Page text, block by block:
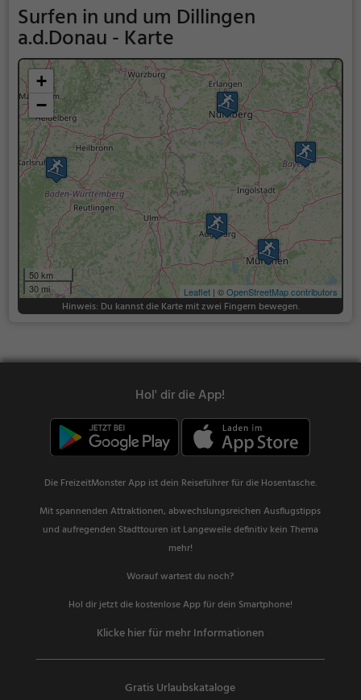
Surfen in und um Dillingen
a.d.Donau - Karte
+
−
50 km
30 mi
Leaflet | ©OpenStreetMap contributors
Hinweis: Du kannst die Karte mit zwei Fingern bewegen.
Hol' dir die App!
Die FreizeitMonster App ist dein Reiseführer für die Hosentasche.
Mit spannenden Attraktionen, abwechslungsreichen Ausflugstipps
und aufregenden Stadttouren ist Langeweile definitiv kein Thema
mehr!
Worauf wartest du noch?
Hol dir jetzt die kostenlose App für dein Smartphone!
Klicke hier für mehr Informationen
Gratis Urlaubskataloge